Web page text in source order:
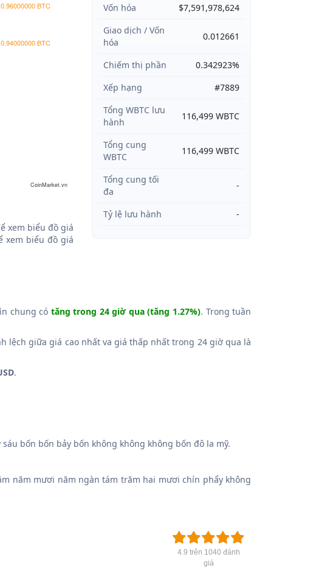
0.94000000 BTC
0.96000000 BTC
CoinMarket.vn
xem biểu đồ giá
xem biểu đồ giá
Vốn hóa
$7,591,978,624
Giao dịch / Vốn
hóa
0.012661
Chiếm thị phần
0.342923%
Xếp hạng
#7889
Tổng WBTC lưu
hành
116,499 WBTC
Tổng cung
WBTC
116,499 WBTC
Tổng cung tối
đa
-
Tỷ lệ lưu hành -
chung có tăng trong 24 giờ qua (tăng 1.27%). Trong tuần
lệch giữa giá cao nhất va giá thấp nhất trong 24 giờ qua là
.
bốn bốn bảy bốn không không không bốn đô la mỹ.
năm mươi năm ngàn tám trăm hai mươi chín phẩy không
4.9 trên 1040 đánh
giá